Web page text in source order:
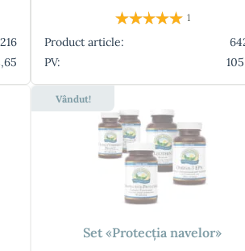
1
Product article:
PV:
Vândut!
Set «Protecția navelor»